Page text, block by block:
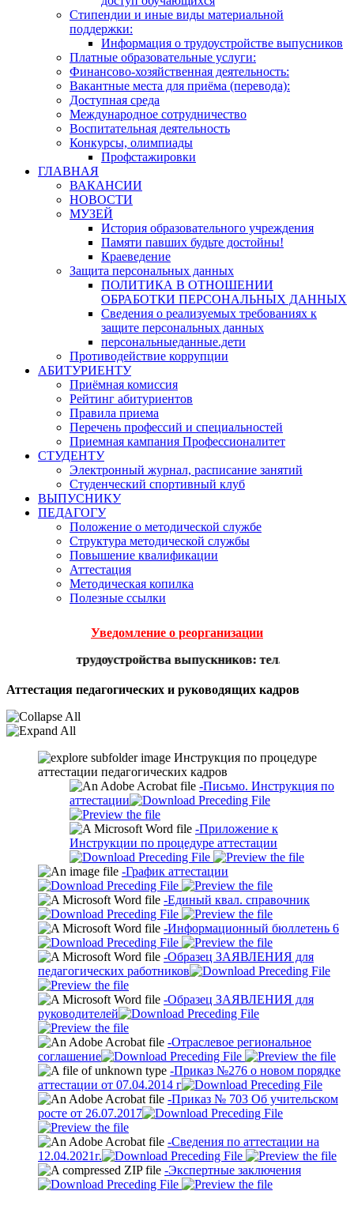
Стипендии и иные виды материальной
поддержки:
Информация о трудоустройстве выпусников
Платные образовательные услуги:
Финансово-хозяйственная деятельность:
Вакантные места для приёма (перевода):
Доступная среда
Международное сотрудничество
Воспитательная деятельность
Конкурсы, олимпиады
Профстажировки
ГЛАВНАЯ
ВАКАНСИИ
НОВОСТИ
МУЗЕЙ
История образовательного учреждения
Памяти павших будьте достойны!
Краеведение
Защита персональных данных
ПОЛИТИКА В ОТНОШЕНИИ
ОБРАБОТКИ ПЕРСОНАЛЬНЫХ ДАННЫХ
Сведения о реализуемых требованиях к
защите персональных данных
персональныеданные.дети
Противодействие коррупции
АБИТУРИЕНТУ
Приёмная комиссия
Рейтинг абитуриентов
Правила приема
Перечень профессий и специальностей
Приемная кампания Профессионалитет
СТУДЕНТУ
Электронный журнал, расписание занятий
Студенческий спортивный клуб
ВЫПУСНИКУ
ПЕДАГОГУ
Положение о методической службе
Структура методической службы
Повышение квалификации
Аттестация
Методическая копилка
Полезные ссылки
Уведомление о реорганизации
трудоустройства выпускников: тел. 8-495-529-62-
Аттестация педагогических и руководящих кадров
Инструкция по процедуре
аттестации педагогических кадров
-Письмо. Инструкция по
аттестации
-Приложение к
Инструкции по процедуре аттестации
-График аттестации
-Единый квал. справочник
-Информационный бюллетень 6
-Образец ЗАЯВЛЕНИЯ для
педагогических работников
-Образец ЗАЯВЛЕНИЯ для
руководителей
-Отраслевое региональное
соглашение
-Приказ №276 о новом порядке
аттестации от 07.04.2014 г
-Приказ № 703 Об учительском
росте от 26.07.2017
-Сведения по аттестации на
12.04.2021г.
-Экспертные заключения